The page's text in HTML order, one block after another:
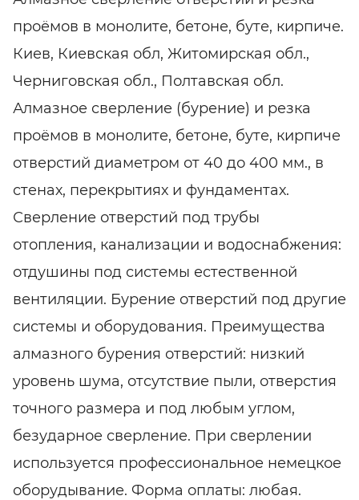
проёмов в монолите, бетоне, буте, кирпиче.
Киев, Киевская обл, Житомирская обл.,
Черниговская обл., Полтавская обл.
Алмазное сверление (бурение) и резка
проёмов в монолите, бетоне, буте, кирпиче
отверстий диаметром от 40 до 400 мм., в
стенах, перекрытиях и фундаментах.
Сверление отверстий под трубы
отопления, канализации и водоснабжения:
отдушины под системы естественной
вентиляции. Бурение отверстий под другие
системы и оборудования. Преимущества
алмазного бурения отверстий: низкий
уровень шума, отсутствие пыли, отверстия
точного размера и под любым углом,
безударное сверление. При сверлении
используется профессиональное немецкое
оборудывание. Форма оплаты: любая.